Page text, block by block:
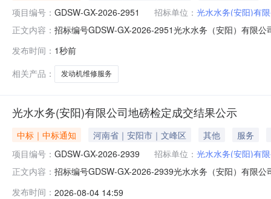
项目编号： GDSW-GX-2026-2951 招标单位： 光水水务(安阳)有
正文内容： 招标编号GDSW-GX-2026-2951光水水务（安阳）有限
发布时间： 1秒前
相关产品：
发动机维修服务
光水水务(安阳)有限公司地磅检定成交结果公示
中标｜中标通知 河南省｜安阳市｜文峰区 其他
服务
项目编号： GDSW-GX-2026-2939 招标单位： 光水水务(安阳)有
正文内容： 招标编号GDSW-GX-2026-2939光水水务（安阳）有限
发布时间： 2026-08-04 14:59